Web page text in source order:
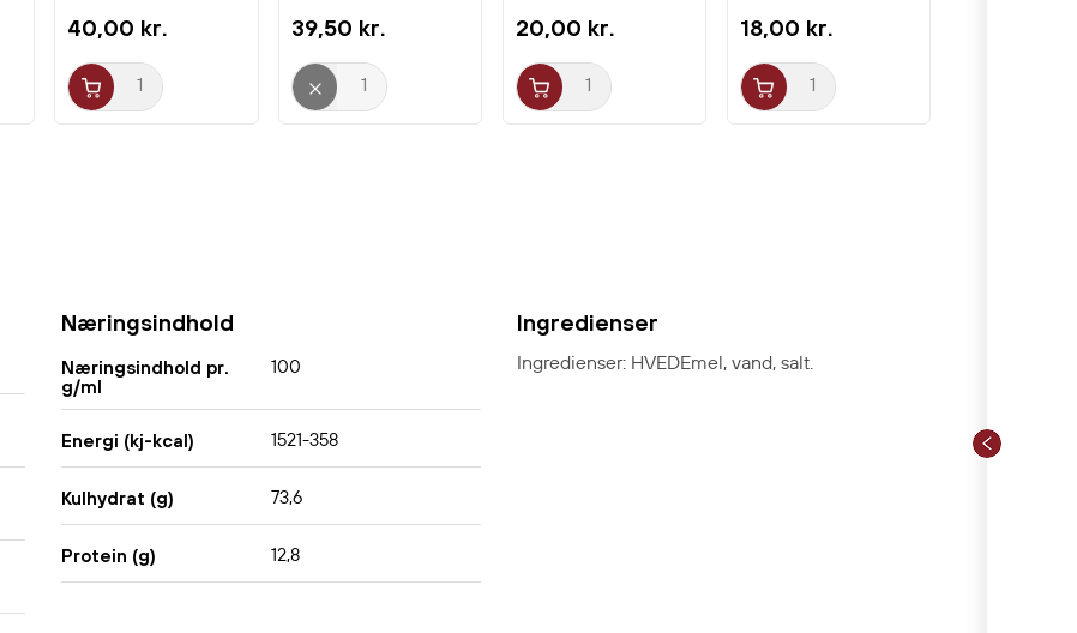
Næringsindhold
Næringsindhold pr.
g/ml
100
Energi (kj-kcal) 1521-358
Kulhydrat (g) 73,6
Protein (g) 12,8
Ingredienser
Ingredienser: HVEDEmel, vand, salt.
40,00 kr. 39,50 kr. 20,00 kr. 18,00 kr.